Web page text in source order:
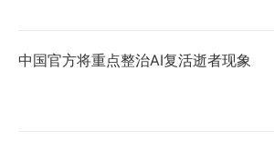
中国官方将重点整治AI复活逝者现象